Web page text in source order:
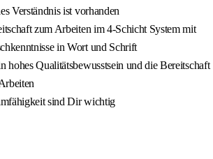
Verständnis ist vorhanden
zum Arbeiten im 4-Schicht System mit
in Wort und Schrift
hohes Qualitätsbewusstsein und die Bereitschaft
sind Dir wichtig